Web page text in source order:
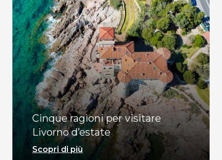
Cinque ragioni per visitare
Livorno d’estate
Scopri di più